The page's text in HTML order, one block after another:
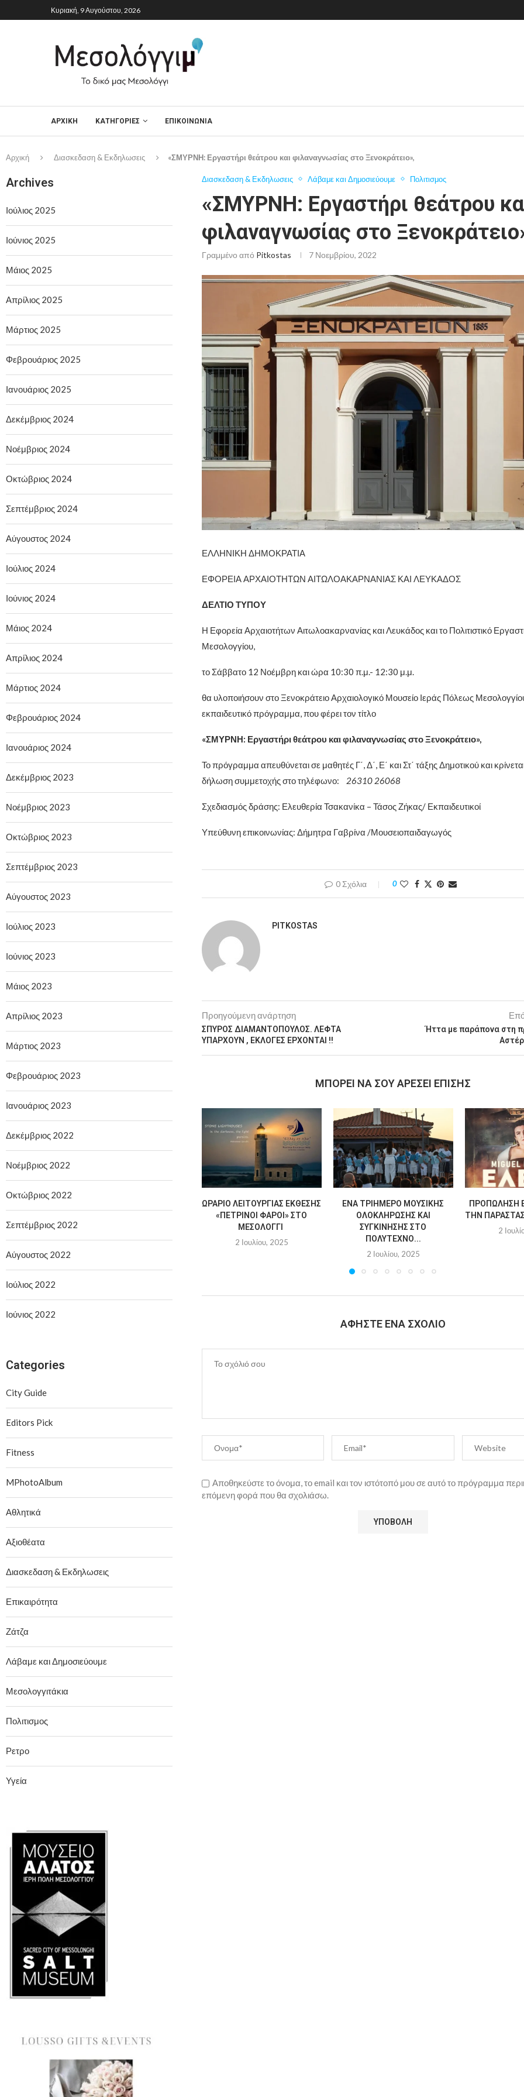
Κυριακή, 9 Αυγούστου, 2026
ΑΡΧΙΚΉ ΚΑΤΗΓΟΡΙΕΣ ΕΠΙΚΟΙΝΩΝΙΑ
Αρχική Διασκεδαση & Εκδηλωσεις «ΣΜΥΡΝΗ: Εργαστήρι θεάτρου και φιλαναγνωσίας στο Ξενοκράτειο»,
Διασκεδαση & Εκδηλωσεις Λάβαμε και Δημοσιεύουμε Πολιτισμος
«ΣΜΥΡΝΗ: Εργαστήρι θεάτρου
φιλαναγνωσίας στο
Γραμμένο από Pitkostas 7 Νοεμβρίου, 2022
ΕΛΛΗΝΙΚΗ ΔΗΜΟΚΡΑΤΙΑ
ΕΦΟΡΕΙΑ ΑΡΧΑΙΟΤΗΤΩΝ ΑΙΤΩΛΟΑΚΑΡΝΑΝΙΑΣ ΚΑΙ ΛΕΥΚΑΔΟΣ
ΔΕΛΤΙΟ ΤΥΠΟΥ
Η Εφορεία Αρχαιοτήτων Αιτωλοακαρνανίας και Λευκάδος και το Πολιτιστικό
Μεσολογγίου,
το Σάββατο 12 Νοέμβρη και ώρα 10:30 π.μ.- 12:30 μ.μ.
θα υλοποιήσουν στο Ξενοκράτειο Αρχαιολογικό Μουσείο Ιεράς Πόλεως
εκπαιδευτικό πρόγραμμα, που φέρει τον τίτλο
«ΣΜΥΡΝΗ: Εργαστήρι θεάτρου και φιλαναγνωσίας στο Ξενοκράτειο»,
Το πρόγραμμα απευθύνεται σε μαθητές Γ΄, Δ΄, Ε΄ και Στ΄ τάξης Δημοτικού και
δήλωση συμμετοχής στο τηλέφωνο: 26310 26068
Σχεδιασμός δράσης: Ελευθερία Τσακανίκα – Τάσος Ζήκας/ Εκπαιδευτικοί
Υπεύθυνη επικοινωνίας: Δήμητρα Γαβρίνα /Μουσειοπαιδαγωγός
0 Σχόλια 0
PITKOSTAS
Προηγούμενη ανάρτηση
ΣΠΥΡΟΣ ΔΙΑΜΑΝΤΟΠΟΥΛΟΣ. ΛΕΦΤΑ
ΥΠΑΡΧΟΥΝ , ΕΚΛΟΓΕΣ ΕΡΧΟΝΤΑΙ !!
Ήττα με παράπονα στη
MΠΟΡΕΊ ΝΑ ΣΟΥ ΑΡΈΣΕΙ ΕΠΊΣΗΣ
ΩΡΆΡΙΟ ΛΕΙΤΟΥΡΓΊΑΣ ΈΚΘΕΣΗΣ
«ΠΈΤΡΙΝΟΙ ΦΆΡΟΙ» ΣΤΟ
ΜΕΣΟΛΌΓΓΙ
2 Ιουλίου, 2025
ΈΝΑ ΤΡΙΉΜΕΡΟ ΜΟΥΣΙΚΉΣ
ΟΛΟΚΛΉΡΩΣΗΣ ΚΑΙ
ΣΥΓΚΊΝΗΣΗΣ ΣΤΟ
ΠΟΛΎΤΕΧΝΟ...
2 Ιουλίου, 2025
ΠΡΟΠΏΛΗΣΗ
ΤΗΝ
2
ΑΦΉΣΤΕ ΈΝΑ ΣΧΌΛΙΟ
Αποθηκεύστε το όνομα, το email και τον ιστότοπό μου σε αυτό το πρόγραμμα
επόμενη φορά που θα σχολιάσω.
Archives
Ιούλιος 2025
Ιούνιος 2025
Μάιος 2025
Απρίλιος 2025
Μάρτιος 2025
Φεβρουάριος 2025
Ιανουάριος 2025
Δεκέμβριος 2024
Νοέμβριος 2024
Οκτώβριος 2024
Σεπτέμβριος 2024
Αύγουστος 2024
Ιούλιος 2024
Ιούνιος 2024
Μάιος 2024
Απρίλιος 2024
Μάρτιος 2024
Φεβρουάριος 2024
Ιανουάριος 2024
Δεκέμβριος 2023
Νοέμβριος 2023
Οκτώβριος 2023
Σεπτέμβριος 2023
Αύγουστος 2023
Ιούλιος 2023
Ιούνιος 2023
Μάιος 2023
Απρίλιος 2023
Μάρτιος 2023
Φεβρουάριος 2023
Ιανουάριος 2023
Δεκέμβριος 2022
Νοέμβριος 2022
Οκτώβριος 2022
Σεπτέμβριος 2022
Αύγουστος 2022
Ιούλιος 2022
Ιούνιος 2022
Categories
City Guide
Editors Pick
Fitness
MPhotoAlbum
Αθλητικά
Αξιοθέατα
Διασκεδαση & Εκδηλωσεις
Επικαιρότητα
Ζάτζα
Λάβαμε και Δημοσιεύουμε
Μεσολογγιτάκια
Πολιτισμος
Ρετρο
Υγεία